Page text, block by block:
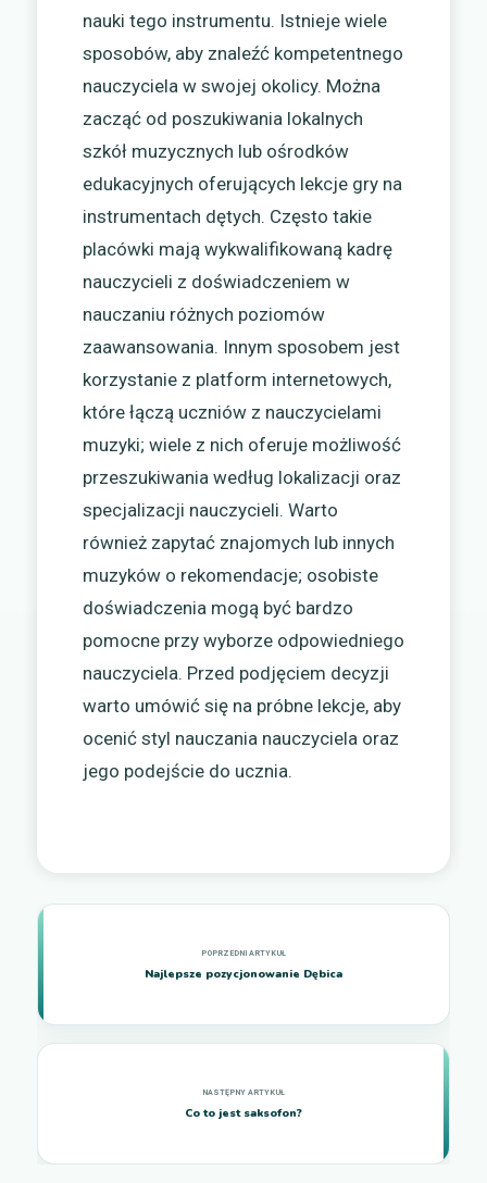
nauki tego instrumentu. Istnieje wiele
sposobów, aby znaleźć kompetentnego
nauczyciela w swojej okolicy. Można
zacząć od poszukiwania lokalnych
szkół muzycznych lub ośrodków
edukacyjnych oferujących lekcje gry na
instrumentach dętych. Często takie
placówki mają wykwalifikowaną kadrę
nauczycieli z doświadczeniem w
nauczaniu różnych poziomów
zaawansowania. Innym sposobem jest
korzystanie z platform internetowych,
które łączą uczniów z nauczycielami
muzyki; wiele z nich oferuje możliwość
przeszukiwania według lokalizacji oraz
specjalizacji nauczycieli. Warto
również zapytać znajomych lub innych
muzyków o rekomendacje; osobiste
doświadczenia mogą być bardzo
pomocne przy wyborze odpowiedniego
nauczyciela. Przed podjęciem decyzji
warto umówić się na próbne lekcje, aby
ocenić styl nauczania nauczyciela oraz
jego podejście do ucznia.
Najlepsze pozycjonowanie Dębica
Co to jest saksofon?